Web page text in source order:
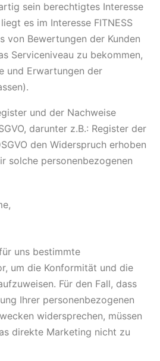
sein berechtigtes Interesse
es im Interesse FITNESS
von Bewertungen der Kunden
Serviceniveau zu bekommen,
und Erwartungen der
und der Nachweise
darunter z.B.: Register der
den Widerspruch erhoben
solche personenbezogenen
uns bestimmte
um die Konformität und die
Für den Fall, dass
Ihrer personenbezogenen
widersprechen, müssen
direkte Marketing nicht zu